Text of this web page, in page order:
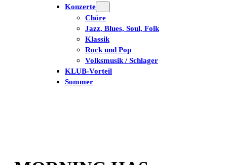
Konzerte
Chöre
Jazz, Blues, Soul, Folk
Klassik
Rock und Pop
Volksmusik / Schlager
KLUB-Vorteil
Sommer